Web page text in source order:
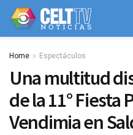
Home Espectáculos
Una multitud
de la 11° Fiesta
Vendimia en